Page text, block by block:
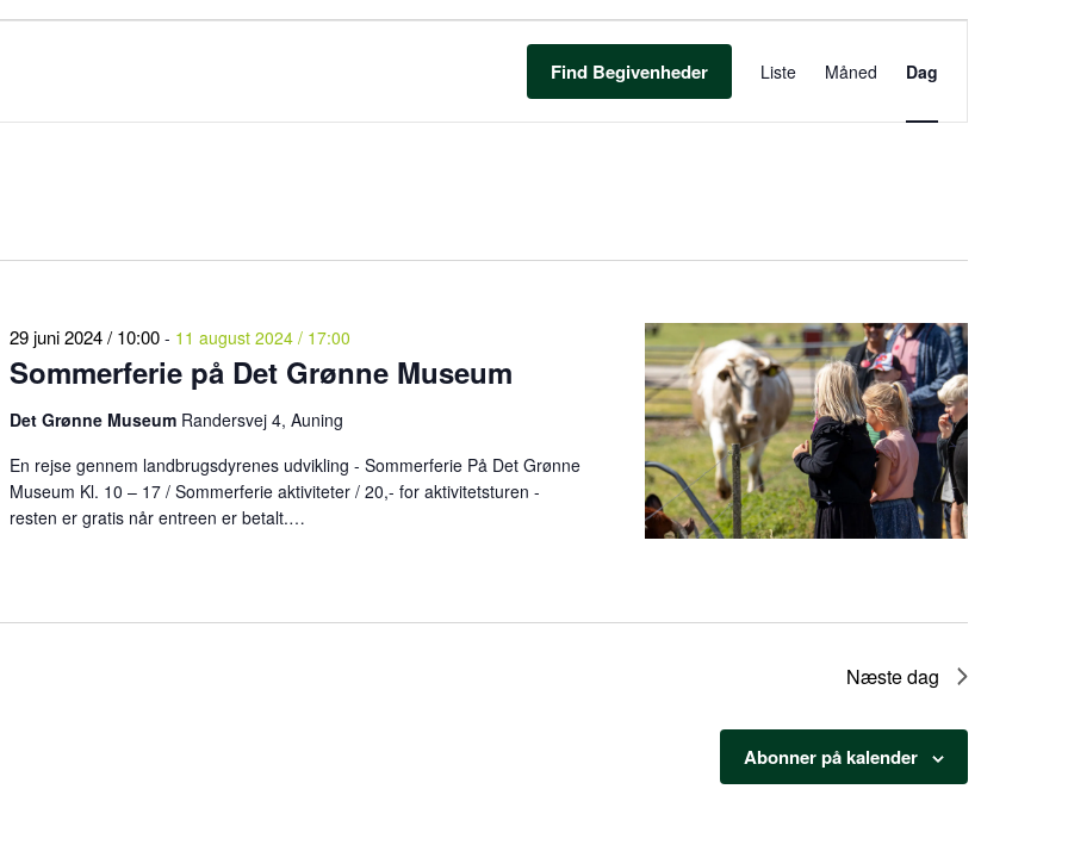
Find Begivenheder
VIEWS
Liste Måned Dag
Sommerferie på Det Grønne Museum
29 juni 2024 / 10:00 - 11 august 2024 / 17:00
Det Grønne Museum Randersvej 4, Auning
En rejse gennem landbrugsdyrenes udvikling - Sommerferie På Det Grønne
Museum Kl. 10 – 17 / Sommerferie aktiviteter / 20,- for aktivitetsturen -
resten er gratis når entreen er betalt.…
Næste dag
Abonner på kalender